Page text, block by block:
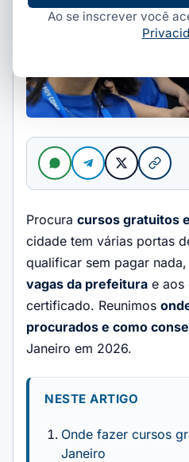
Procura cursos gratuitos
cidade tem várias portas
qualificar sem pagar
vagas da prefeitura e aos
certificado. Reunimos
procurados e como
Janeiro em 2026.
NESTE ARTIGO
Onde fazer cursos
Janeiro
Ao se inscrever você